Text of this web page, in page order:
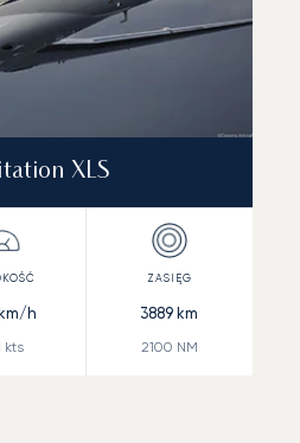
XLS
h
kts
3889 km
2100 NM